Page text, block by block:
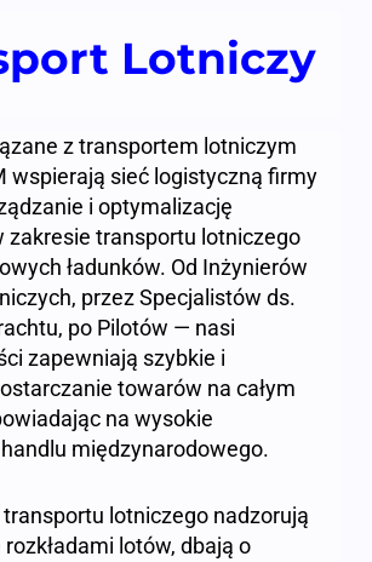
Lotniczy
z transportem lotniczym
wspierają sieć logistyczną firmy
i optymalizację
zakresie transportu lotniczego
ładunków. Od Inżynierów
przez Specjalistów ds.
po Pilotów — nasi
zapewniają szybkie i
towarów na całym
na wysokie
międzynarodowego.
transportu lotniczego nadzorują
lotów, dbają o